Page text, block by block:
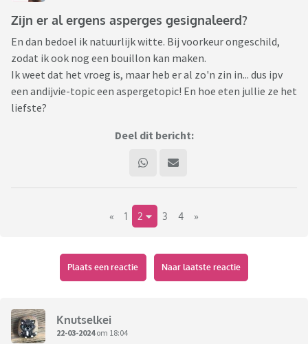
Zijn er al ergens asperges gesignaleerd?
En dan bedoel ik natuurlijk witte. Bij voorkeur ongeschild,
zodat ik ook nog een bouillon kan maken.
Ik weet dat het vroeg is, maar heb er al zo'n zin in... dus ipv
een andijvie-topic een aspergetopic! En hoe eten jullie ze het
liefste?
Deel dit bericht:
« 1 2 3 4 »
Plaats een reactie Naar laatste reactie
Knutselkei
22-03-2024om 18:04